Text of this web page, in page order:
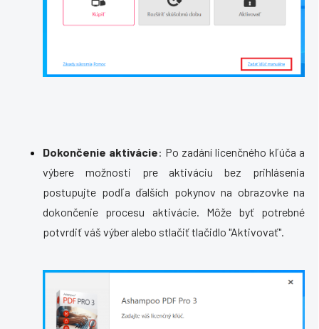
Dokončenie aktivácie: Po zadání licenčného kľúča a
výbere možnosti pre aktiváciu bez prihlásenia
postupujte podľa ďalších pokynov na obrazovke na
dokončenie procesu aktivácie. Môže byť potrebné
potvrdiť váš výber alebo stlačiť tlačidlo "Aktivovať".